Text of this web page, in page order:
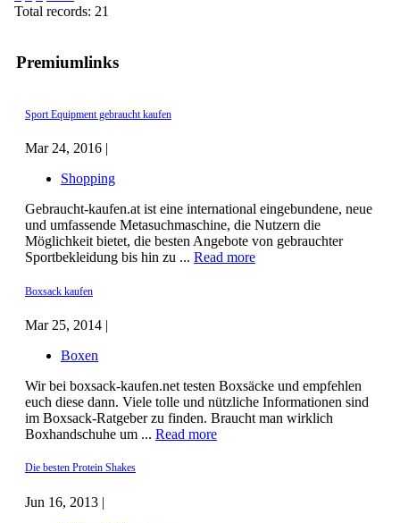
Premiumlinks
Sport Equipment gebraucht kaufen
Mar 24, 2016 |
Shopping
Gebraucht-kaufen.at ist eine international eingebundene, neue
und umfassende Metasuchmaschine, die Nutzern die
Möglichkeit bietet, die besten Angebote von gebrauchter
Sportbekleidung bis hin zu ... Read more
Boxsack kaufen
Mar 25, 2014 |
Boxen
Wir bei boxsack-kaufen.net testen Boxsäcke und empfehlen
euch diese dann. Viele tolle und nützliche Informationen sind
im Boxsack-Ratgeber zu finden. Braucht man wirklich
Boxhandschuhe um ... Read more
Die besten Protein Shakes
Jun 16, 2013 |
Total records: 21